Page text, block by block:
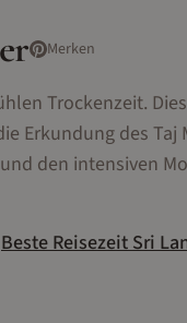
Merken
Trockenzeit.
Erkundung des Taj
den intensiven
Beste ReisezeitSri